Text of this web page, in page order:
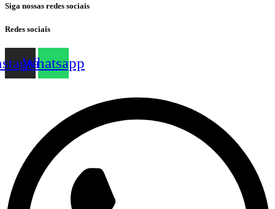
Siga nossas redes sociais
Redes sociais
Whatsapp